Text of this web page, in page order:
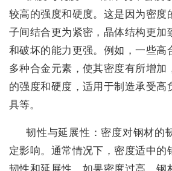
较高的强度和硬度。这是因为密度
子间结合更为紧密，晶体结构更加
和破坏的能力更强。例如，一些高
多种合金元素，使其密度有所增加
的强度和硬度，适用于制造承受高
具等。
韧性与延展性：密度对钢材的
定影响。通常情况下，密度适中的